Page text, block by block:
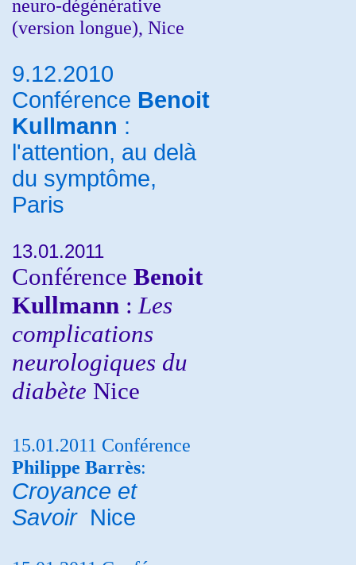
neuro-dégénérative
(version longue), Nice
9.12.2010
Conférence Benoit
Kullmann :
l'attention, au delà
du symptôme,
Paris
13.01.2011
Conférence Benoit
Kullmann : Les
complications
neurologiques du
diabète Nice
15.01.2011 Conférence
Philippe Barrès:
Croyance et
Savoir Nice